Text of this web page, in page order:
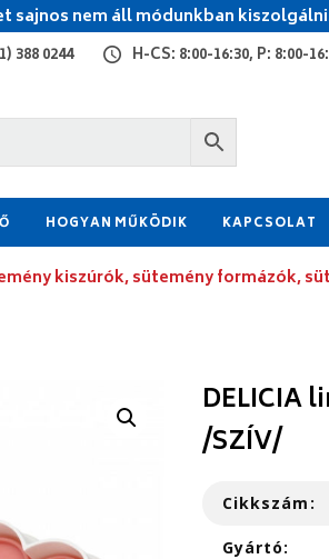
sajnos nem áll módunkban
388 0244 H-CS: 8:00-16:30, P: 8:00-
HOGYAN MŰKÖDIK KAPCSOLAT
kiszúrók, sütemény formázók,
DELICIA
/SZÍV/
Cikkszám:
Gyártó: